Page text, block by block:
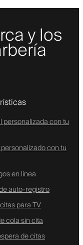
y los
personalizada con tu
con tu
en línea
auto-registro
para TV
cola sin cita
de citas